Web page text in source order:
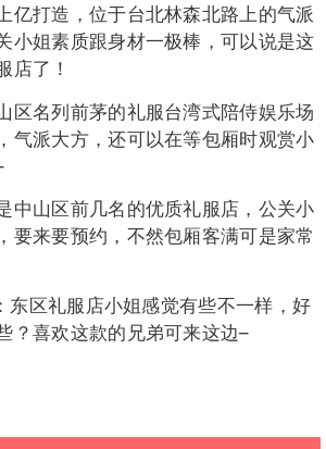
亿打造，位于台北林森北路上的气派
小姐素质跟身材一极棒，可以说是这
店了！
区名列前茅的礼服台湾式陪侍娱乐场
气派大方，还可以在等包厢时观赏小
中山区前几名的优质礼服店，公关小
要来要预约，不然包厢客满可是家常
：东区礼服店小姐感觉有些不一样，好
？喜欢这款的兄弟可来这边–